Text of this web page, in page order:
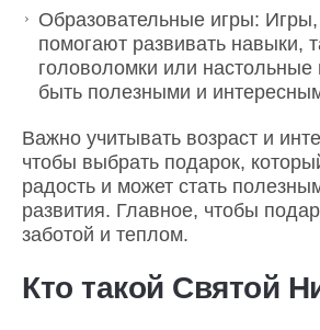
Образовательные игры:
помогают развивать навыки,
головоломки или настольные
быть полезными и
Важно учитывать возраст и
чтобы выбрать подарок,
радость и может стать
развития. Главное, чтобы
заботой и теплом.
Кто такой Святой